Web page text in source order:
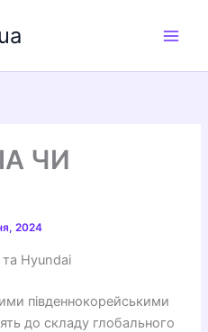
ЧИ
2024
та Hyundai
південнокорейськими
до складу глобального